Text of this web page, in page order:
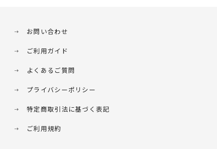
お問い合わせ
ご利用ガイド
よくあるご質問
プライバシーポリシー
特定商取引法に基づく表記
ご利用規約